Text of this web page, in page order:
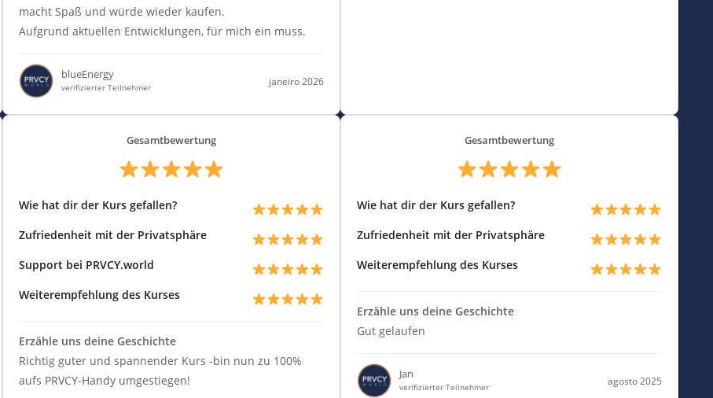
macht Spaß und würde wieder kaufen.
Aufgrund aktuellen Entwicklungen, für mich ein muss.
blueEnergy
verifizierter Teilnehmer
janeiro 2026
Gesamtbewertung
Wie hat dir der Kurs gefallen?
Zufriedenheit mit der Privatsphäre
Support bei PRVCY.world
Weiterempfehlung des Kurses
Erzähle uns deine Geschichte
Richtig guter und spannender Kurs -bin nun zu 100%
aufs PRVCY-Handy umgestiegen!
Gesamtbewertung
Wie hat dir der Kurs gefallen?
Zufriedenheit mit der Privatsphäre
Weiterempfehlung des Kurses
Erzähle uns deine Geschichte
Gut gelaufen
Jan
verifizierter Teilnehmer
agosto 2025